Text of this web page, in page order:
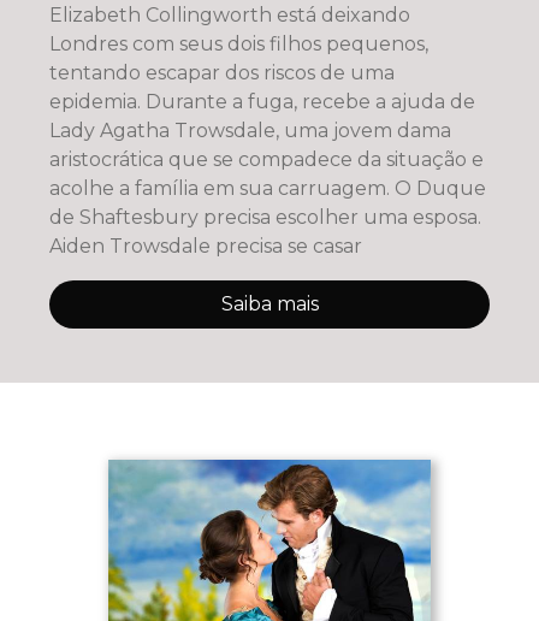
Elizabeth Collingworth está deixando
Londres com seus dois filhos pequenos,
tentando escapar dos riscos de uma
epidemia. Durante a fuga, recebe a ajuda de
Lady Agatha Trowsdale, uma jovem dama
aristocrática que se compadece da situação e
acolhe a família em sua carruagem. O Duque
de Shaftesbury precisa escolher uma esposa.
Aiden Trowsdale precisa se casar
Saiba mais